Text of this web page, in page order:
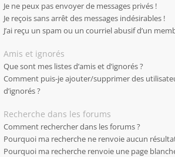
Je ne peux pas envoyer de messages privés !
Je reçois sans arrêt des messages indésirables !
J’ai reçu un spam ou un courriel abusif d’un
Amis et ignorés
Que sont mes listes d’amis et d’ignorés ?
Comment puis-je ajouter/supprimer des
d’ignorés ?
Recherche dans les forums
Comment rechercher dans les forums ?
Pourquoi ma recherche ne renvoie aucun
Pourquoi ma recherche renvoie une page